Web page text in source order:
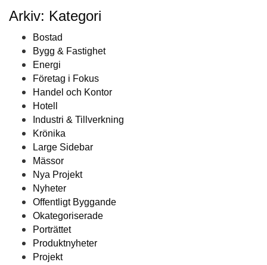
Arkiv: Kategori
Bostad
Bygg & Fastighet
Energi
Företag i Fokus
Handel och Kontor
Hotell
Industri & Tillverkning
Krönika
Large Sidebar
Mässor
Nya Projekt
Nyheter
Offentligt Byggande
Okategoriserade
Porträttet
Produktnyheter
Projekt